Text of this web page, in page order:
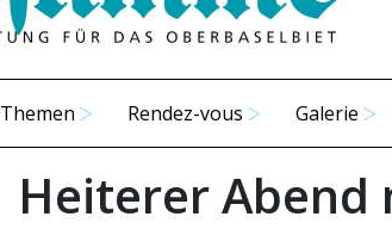
Themen Rendez-vous Galerie
Heiterer